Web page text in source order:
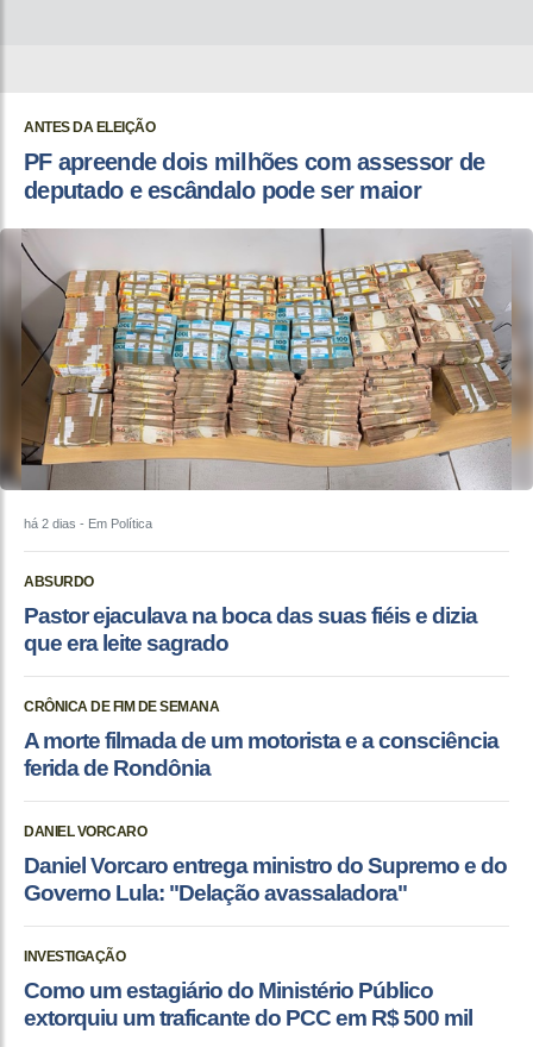
ANTES DA ELEIÇÃO
PF apreende dois milhões com assessor de
deputado e escândalo pode ser maior
há 2 dias - Em Política
ABSURDO
Pastor ejaculava na boca das suas fiéis e dizia
que era leite sagrado
CRÔNICA DE FIM DE SEMANA
A morte filmada de um motorista e a consciência
ferida de Rondônia
DANIEL VORCARO
Daniel Vorcaro entrega ministro do Supremo e do
Governo Lula: "Delação avassaladora"
INVESTIGAÇÃO
Como um estagiário do Ministério Público
extorquiu um traficante do PCC em R$ 500 mil